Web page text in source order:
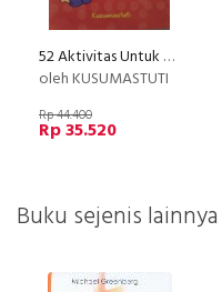
52 Aktivitas Untuk Membuat Anak Pede & Kreatif (Disc 50%)
oleh KUSUMASTUTI
Rp 44.400
Rp 35.520
Buku sejenis lainnya